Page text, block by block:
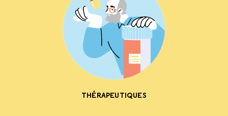
THÉRAPEUTIQUES